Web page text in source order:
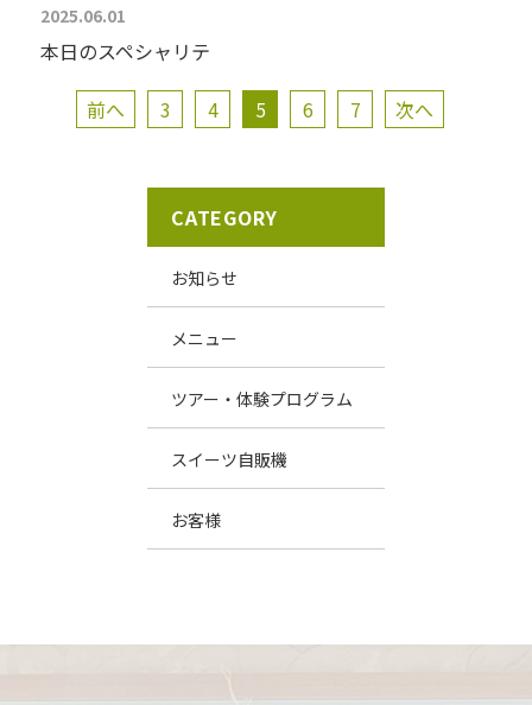
2025.06.01
本日のスペシャリテ
前へ 3 4 5 6 7 次へ
CATEGORY
お知らせ
メニュー
ツアー・体験プログラム
スイーツ自販機
お客様